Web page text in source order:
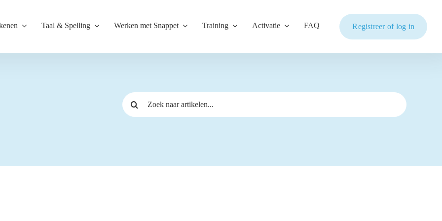
Taal & Spelling Werken met Snappet Training Activatie FAQ Registreer of log in
Zoeken
naar: